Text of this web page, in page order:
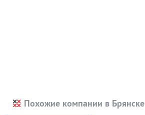
Похожие компании в Брянске